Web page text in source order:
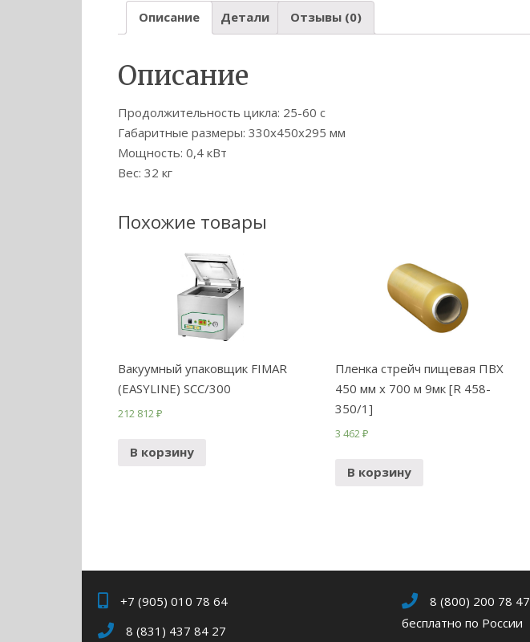
Описание Детали Отзывы (0)
Описание
Продолжительность цикла: 25-60 с
Габаритные размеры: 330x450x295 мм
Мощность: 0,4 кВт
Вес: 32 кг
Похожие товары
Вакуумный упаковщик FIMAR
(EASYLINE) SСС/300
212 812₽
В корзину
Пленка стрейч пищевая ПВХ
450 мм х 700 м 9мк [R 458-
350/1]
3 462₽
В корзину
+7 (905) 010 78 64
8 (831) 437 84 27
8 (800) 200 78 47
бесплатно по России